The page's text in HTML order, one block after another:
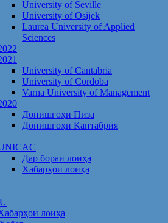
University of Seville
University of Osijek
Laurea University of Applied
Sciences
University of Cantabria
University of Cordoba
Varna University of Management
Донишгоҳи Пиза
Донишгоҳи Кантабрия
Дар бораи лоиҳа
Хабарҳои лоиҳа
лоиҳа